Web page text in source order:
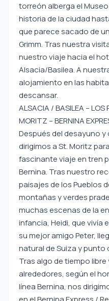
torreón alberga el
historia de la ciudad
que parece sacado de
Grimm. Tras nuestra
nuestro viaje hacia el
Alsacia/Basilea. A
alojamiento en las
descansar.
ALSACIA / BASILEA – LOS
MORITZ – BERNINA
Después del desayuno
dirigimos a St. Moritz
fascinante viaje en tren
Bernina. Tras nuestro
paisajes de los Pueblos
montañas y verdes
muchas escenas de la
infancia, Heidi, que vivía
su mejor amigo Peter,
natural de Suiza y
Tras algo de tiempo
alrededores, según el
línea Bernina, nos